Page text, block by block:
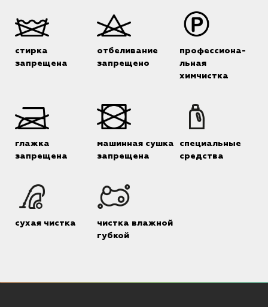
стирка
запрещена
отбеливание
запрещено
профессиона-
льная
химчистка
глажка
запрещена
машинная сушка
запрещена
специальные
средства
сухая чистка
чистка влажной
губкой